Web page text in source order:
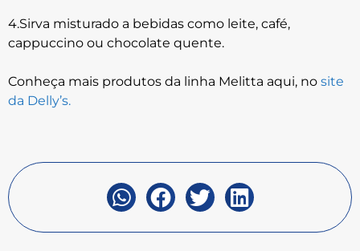
4.Sirva misturado a bebidas como leite, café,
cappuccino ou chocolate quente.
Conheça mais produtos da linha Melitta aqui, no site
da Delly’s.